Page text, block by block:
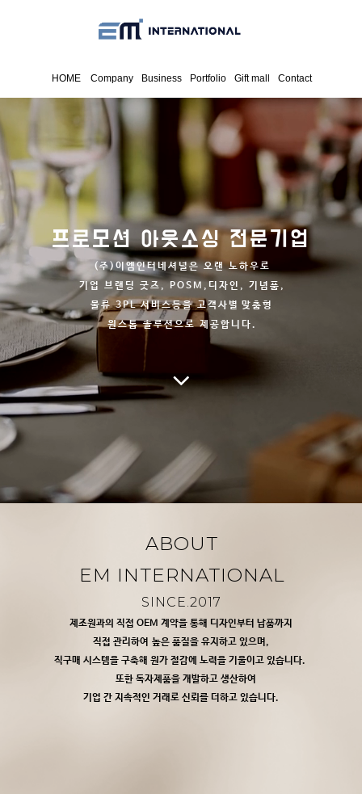
HOME Company Business Portfolio Gift mall Contact
프로모션 아웃소싱 전문기업
(주)이엠인터네셔널은 오랜 노하우로
기업 브랜딩 굿즈, POSM,디자인, 기념품,
물류 3PL 서비스등을 고객사별맞춤형
원스톱 솔루션으로 제공합니다.
ABOUT
EM INTERNATIONAL
SINCE.2017
제조원과의 직접 OEM 계약을 통해 디자인부터 납품까지
직접 관리하여 높은 품질을 유지하고 있으며,
직구매 시스템을 구축해 원가 절감에 노력을 기울이고 있습니다.
또한 독자제품을 개발하고 생산하여
기업 간 지속적인 거래로 신뢰를 더하고 있습니다.